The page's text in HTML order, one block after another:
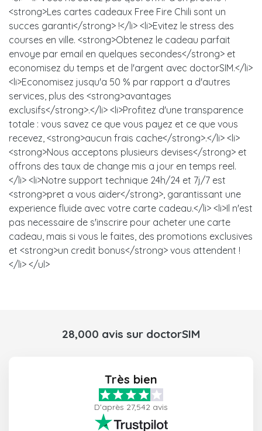
<strong>Les cartes cadeaux Free Fire Chili sont un
succes garanti</strong> !</li> <li>Evitez le stress des
courses en ville. <strong>Obtenez le cadeau parfait
envoye par email en quelques secondes</strong> et
economisez du temps et de l'argent avec doctorSIM.</li>
<li>Economisez jusqu'a 50 % par rapport a d'autres
services, plus des <strong>avantages
exclusifs</strong>.</li> <li>Profitez d'une transparence
totale : vous savez ce que vous payez et ce que vous
recevez, <strong>aucun frais cache</strong>.</li> <li>
<strong>Nous acceptons plusieurs devises</strong> et
offrons des taux de change mis a jour en temps reel.
</li> <li>Notre support technique 24h/24 et 7j/7 est
<strong>pret a vous aider</strong>, garantissant une
experience fluide avec votre carte cadeau.</li> <li>Il n'est
pas necessaire de s'inscrire pour acheter une carte
cadeau, mais si vous le faites, des promotions exclusives
et <strong>un credit bonus</strong> vous attendent !
</li> </ul>
28,000 avis sur doctorSIM
Très bien
D'après 27,542 avis